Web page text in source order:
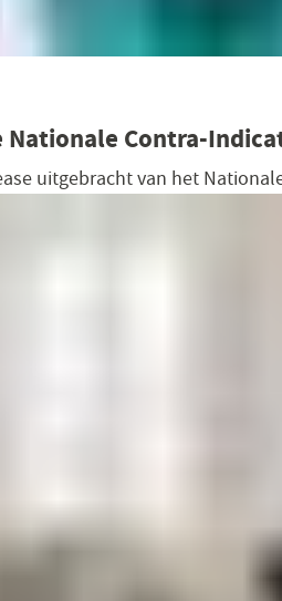
Nationale Contra-
uitgebracht van het